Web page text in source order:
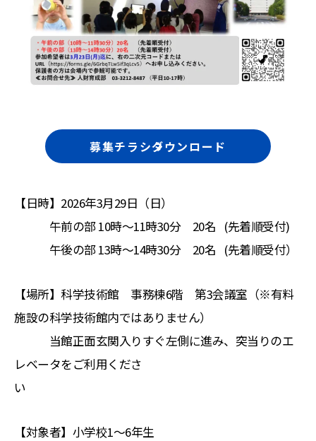
募集チラシダウンロード
【日時】2026年3月29日（日）
午前の部 10時～11時30分 20名 (先着順受付)
午後の部 13時～14時30分 20名 (先着順受付）
【場所】科学技術館 事務棟6階 第3会議室（※有料
施設の科学技術館内ではありません）
当館正面玄関入りすぐ左側に進み、突当りのエ
レベータをご利用くださ
い
【対象者】小学校1～6年生